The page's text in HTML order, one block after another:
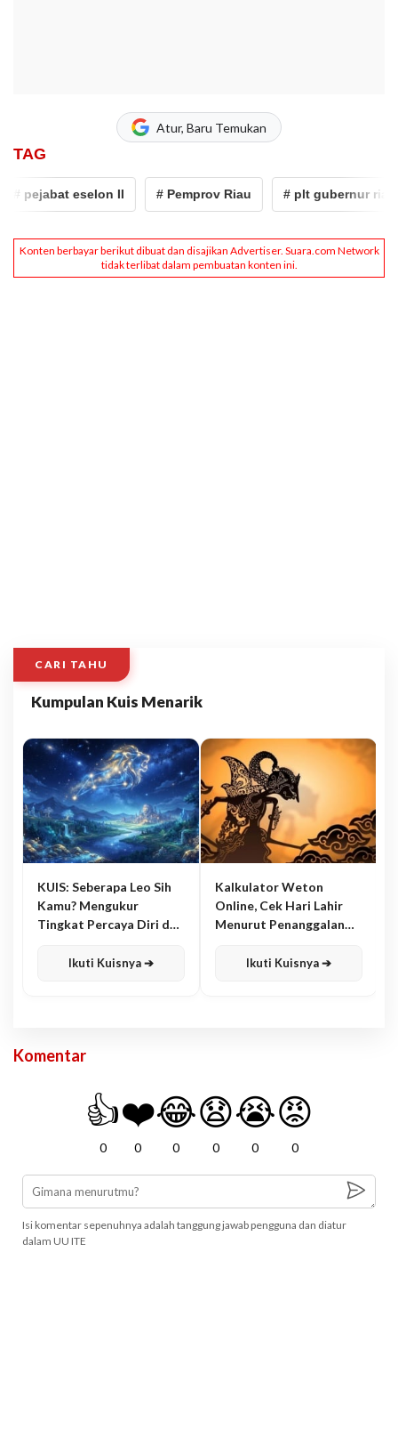
Atur, Baru Temukan
TAG
pejabat eselon II # Pemprov Riau # plt gubernur riau
CARI TAHU
Kumpulan Kuis Menarik
KUIS: Seberapa Leo Sih
Kamu? Mengukur
Tingkat Percaya Diri dan
Ikuti Kuisnya ➔
Kalkulator Weton
Online, Cek Hari Lahir
Menurut Penanggalan
Ikuti Kuisnya ➔
Komentar
👍
0
❤️
0
😂
0
😧
0
😭
0
😡
0
Isi komentar sepenuhnya adalah tanggung jawab pengguna dan diatur
dalam UU ITE